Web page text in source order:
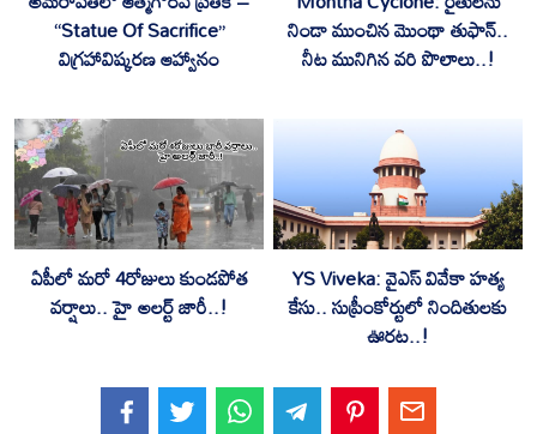
“Statue Of Sacrifice”
విగ్రహావిష్కరణ ఆహ్వానం
నిండా ముంచిన మొంథా తుఫాన్..
నీట మునిగిన వరి పొలాలు..!
ఏపీలో మరో 4రోజులు కుండపోత
వర్షాలు.. హై అలర్ట్ జారీ..!
YS Viveka: వైఎస్ వివేకా హత్య
కేసు.. సుప్రీంకోర్టులో నిందితులకు
ఊరట..!